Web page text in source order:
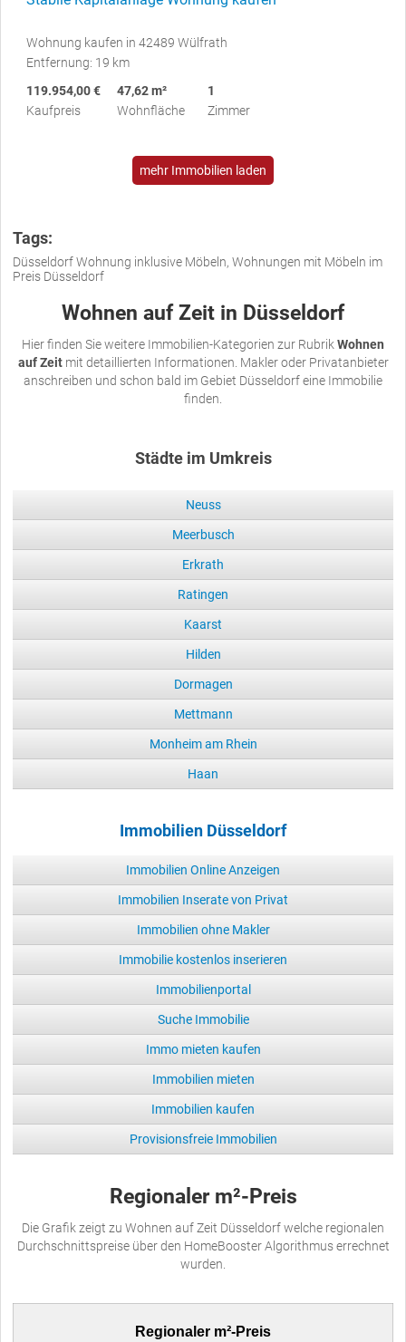
Wohnung kaufen in 42489 Wülfrath
Entfernung: 19 km
119.954,00 €
Kaufpreis
47,62 m²
Wohnfläche
1
Zimmer
mehr Immobilien laden
Tags:
Düsseldorf Wohnung inklusive Möbeln, Wohnungen mit Möbeln im
Preis Düsseldorf
Wohnen auf Zeit in Düsseldorf
Hier finden Sie weitere Immobilien-Kategorien zur Rubrik Wohnen
auf Zeitmit detaillierten Informationen. Makler oder Privatanbieter
anschreiben und schon bald im Gebiet Düsseldorf eine Immobilie
finden.
Städte im Umkreis
Neuss
Meerbusch
Erkrath
Ratingen
Kaarst
Hilden
Dormagen
Mettmann
Monheim am Rhein
Haan
Immobilien Düsseldorf
Immobilien Online Anzeigen
Immobilien Inserate von Privat
Immobilien ohne Makler
Immobilie kostenlos inserieren
Immobilienportal
Suche Immobilie
Immo mieten kaufen
Immobilien mieten
Immobilien kaufen
Provisionsfreie Immobilien
Regionaler m²-Preis
Die Grafik zeigt zu Wohnen auf Zeit Düsseldorf welche regionalen
Durchschnittspreise über den HomeBooster Algorithmus errechnet
wurden.
Regionaler m²-Preis